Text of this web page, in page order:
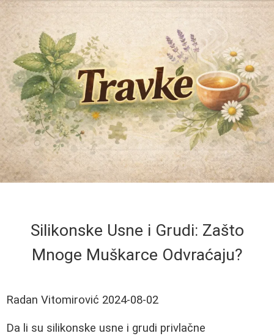
Silikonske Usne i Grudi: Zašto
Mnoge Muškarce Odvraćaju?
Radan Vitomirović 2024-08-02
Da li su silikonske usne i grudi privlačne